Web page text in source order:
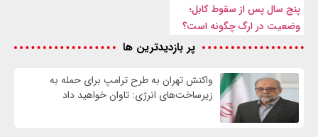
پنج سال پس از سقوط کابل؛
وضعیت در ارگ چگونه است؟
پر بازدیدترین ها
واکنش تهران به طرح ترامپ برای حمله به
زیرساخت‌های انرژی: تاوان خواهید داد